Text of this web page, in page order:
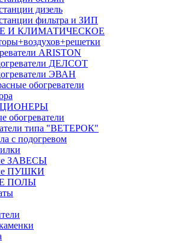
дизель
фильтра и ЗИП
И КЛИМАТИЧЕСКОЕ
ARISTON
ДЕЛСОТ
ЭВАН
обогреватели
обогреватели
типа "ВЕТЕРОК"
с подогревом
ЗАВЕСЫ
ПУШКИ
ПОЛЫ